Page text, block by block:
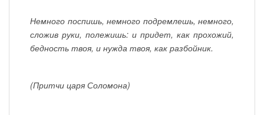
Немного поспишь, немного подремлешь, немного,
сложив руки, полежишь: и придет, как прохожий,
бедность твоя, и нужда твоя, как разбойник.
(Притчи царя Соломона)